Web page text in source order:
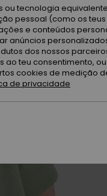
ou tecnologia
pessoal (como os
e conteúdos
anúncios
dos nossos
ao teu consentimento,
cookies de medição
de privacidade